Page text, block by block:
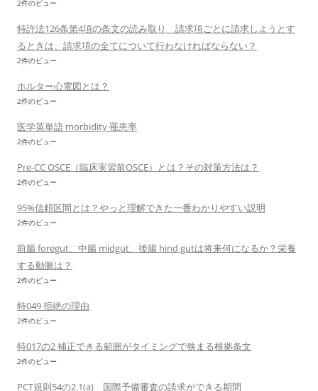
2件のビュー
特許法126条第4項の条文の読み取り 請求項ごとに請求しようとす
るときは、請求項の全てについて行わなければならない？
2件のビュー
ホルター心電図とは？
2件のビュー
医学英単語 morbidity 罹患率
2件のビュー
Pre-CC OSCE（臨床実習前OSCE）とは？その対策方法は？
2件のビュー
95%信頼区間とは？やっと理解できた一番わかりやすい説明
2件のビュー
前腸 foregut、中腸 midgut、後腸 hind gutは将来何になるか？栄養
する動脈は？
2件のビュー
特049 拒絶の理由
2件のビュー
特017の2 補正できる範囲がタイミングで狭まる根拠条文
2件のビュー
PCT規則54の2.1(a) 国際予備審査の請求ができる期間